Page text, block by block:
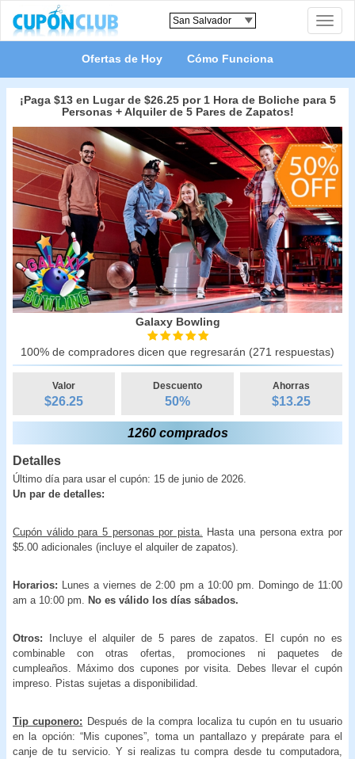
Toggle
Ofertas de Hoy Cómo Funciona
¡Paga $13 en Lugar de $26.25 por 1 Hora de Boliche para 5
Personas + Alquiler de 5 Pares de Zapatos!
Galaxy Bowling
100% de compradores dicen que regresarán (271 respuestas)
Valor
$26.25
Descuento
50%
Ahorras
$13.25
1260 comprados
Detalles
Último día para usar el cupón: 15 de junio de 2026.
Un par de detalles:
Cupón válido para 5 personas por pista.
Hasta una persona extra por
$5.00 adicionales (incluye el alquiler de zapatos).
Horarios: Lunes a viernes de 2:00 pm a 10:00 pm. Domingo de 11:00
am a 10:00 pm.
No es válido los días sábados.
Otros: Incluye el alquiler de 5 pares de zapatos. El cupón no es
combinable con otras ofertas, promociones ni paquetes de
cumpleaños. Máximo dos cupones por visita. Debes llevar el cupón
impreso. Pistas sujetas a disponibilidad.
Tip cuponero: Después de la compra localiza tu cupón en tu usuario
en la opción: “Mis cupones”, toma un pantallazo y prepárate para el
canje de tu servicio. Y si realizas tu compra desde tu computadora,